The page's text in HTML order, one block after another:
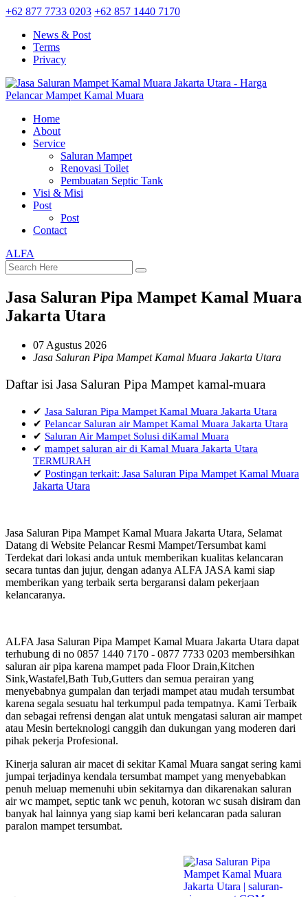
+62 877 7733 0203 +62 857 1440 7170
News & Post
Terms
Privacy
Home
About
Service
Saluran Mampet
Renovasi Toilet
Pembuatan Septic Tank
Visi & Misi
Post
Post
Contact
ALFA
Jasa Saluran Pipa Mampet Kamal Muara
Jakarta Utara
07 Agustus 2026
Jasa Saluran Pipa Mampet Kamal Muara Jakarta Utara
Daftar isi Jasa Saluran Pipa Mampet kamal-muara
✔ Jasa Saluran Pipa Mampet Kamal Muara Jakarta Utara
✔ Pelancar Saluran air Mampet Kamal Muara Jakarta Utara
✔ Saluran Air Mampet Solusi diKamal Muara
✔ mampet saluran air di Kamal Muara Jakarta Utara
TERMURAH
✔ Postingan terkait: Jasa Saluran Pipa Mampet Kamal Muara
Jakarta Utara
Jasa Saluran Pipa Mampet Kamal Muara Jakarta Utara, Selamat
Datang di Website Pelancar Resmi Mampet/Tersumbat kami
Terdekat dari lokasi anda untuk memberikan kualitas kelancaran
secara tuntas dan jujur, dengan adanya ALFA JASA kami siap
memberikan yang terbaik serta bergaransi dalam pekerjaan
kelancaranya.
ALFA Jasa Saluran Pipa Mampet Kamal Muara Jakarta Utara dapat
terhubung di no 0857 1440 7170 - 0877 7733 0203 membersihkan
saluran air pipa karena mampet pada Floor Drain,Kitchen
Sink,Wastafel,Bath Tub,Gutters dan semua perairan yang
menyebabnya gumpalan dan terjadi mampet atau mudah tersumbat
karena segala sesuatu hal terkumpul pada tempatnya. Kami Terbaik
dan sebagai refrensi dengan alat untuk mengatasi saluran air mampet
atau Mesin berteknologi canggih dan dukungan yang moderen dari
pihak pekerja Profesional.
Kinerja saluran air macet di sekitar Kamal Muara sangat sering kami
jumpai terjadinya kendala tersumbat mampet yang menyebabkan
penuh meluap memenuhi ubin sekitarnya dan dikarenakan saluran
air wc mampet, septic tank wc penuh, kotoran wc susah disiram dan
banyak hal lainnya yang siap kami beri kelancaran pada saluran
paralon mampet tersumbat.